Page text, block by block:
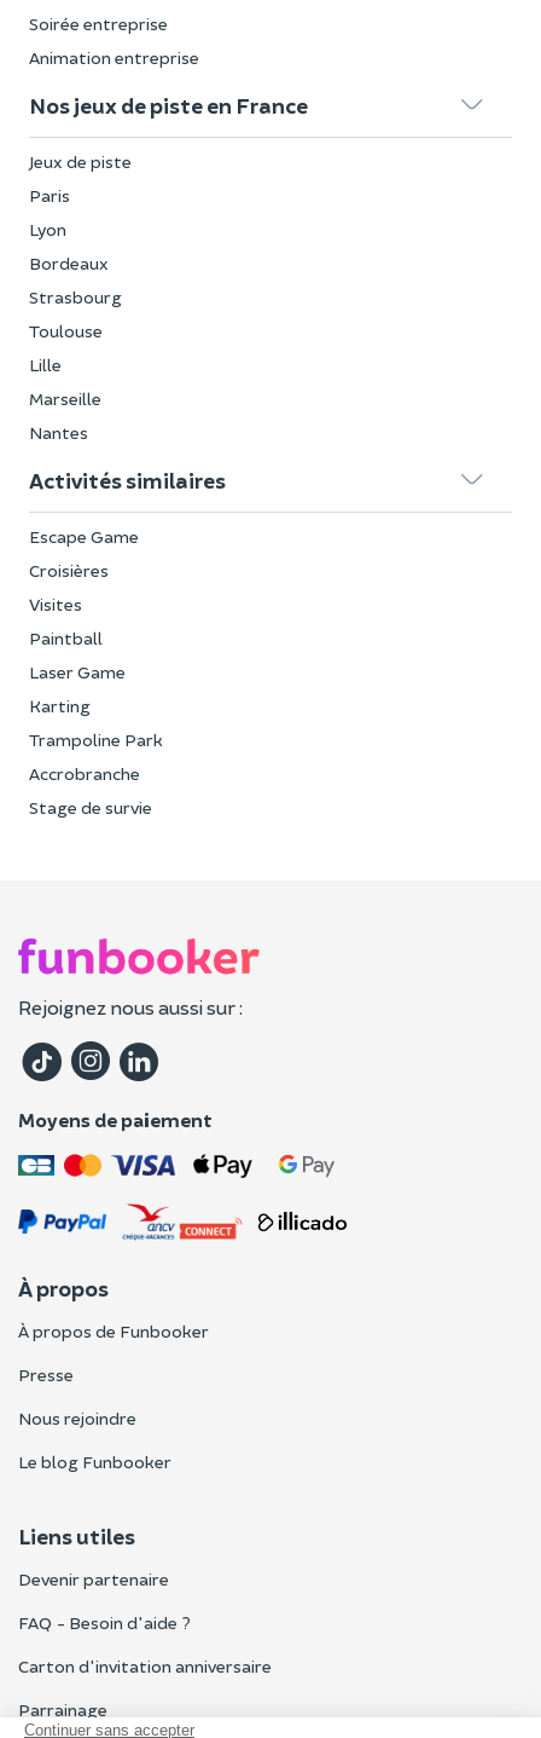
Soirée entreprise
Animation entreprise
Nos jeux de piste en France
Jeux de piste
Paris
Lyon
Bordeaux
Strasbourg
Toulouse
Lille
Marseille
Nantes
Activités similaires
Escape Game
Croisières
Visites
Paintball
Laser Game
Karting
Trampoline Park
Accrobranche
Stage de survie
Rejoignez nous aussi sur :
Moyens de paiement
À propos
À propos de Funbooker
Presse
Nous rejoindre
Le blog Funbooker
Liens utiles
Devenir partenaire
FAQ - Besoin d'aide ?
Carton d'invitation anniversaire
Parrainage